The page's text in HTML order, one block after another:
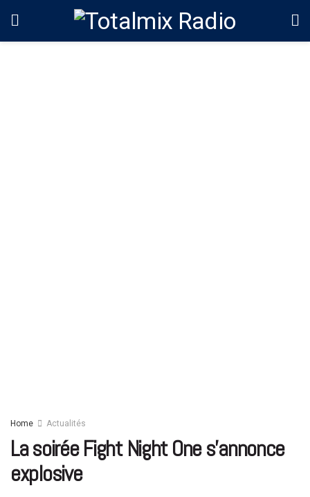
Home Actualités
La soirée Fight Night One s’annonce
explosive